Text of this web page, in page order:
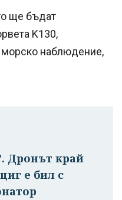
ще бъдат
K130,
морско наблюдение,
Дронът край
е бил с